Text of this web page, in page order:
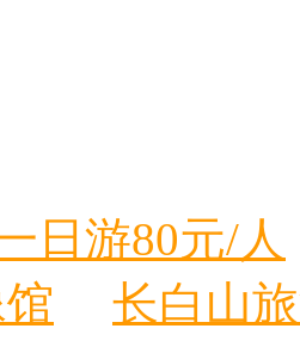
日游80元/人
长白山